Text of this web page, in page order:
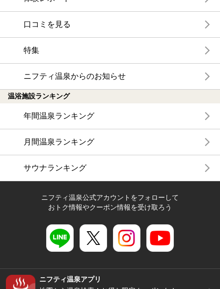
口コミを見る
特集
ニフティ温泉からのお知らせ
温浴施設ランキング
年間温泉ランキング
月間温泉ランキング
サウナランキング
ニフティ温泉公式アカウントをフォローして
おトク情報やクーポン情報を受け取ろう
ニフティ温泉アプリ